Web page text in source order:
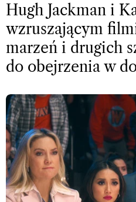
Hugh Jackman i
wzruszającym
marzeń i drugich
do obejrzenia w